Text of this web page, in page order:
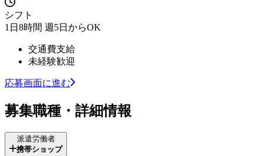
シフト
1日8時間 週5日からOK
交通費支給
未経験歓迎
応募画面に進む
募集職種・詳細情報
派遣労働者
携帯ショップ